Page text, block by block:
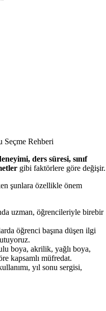
Seçme Rehberi
ders süresi, sınıf
gibi faktörlere göre değişir.
şunlara özellikle önem
uzman, öğrencileriyle birebir
öğrenci başına düşen ilgi
boya, akrilik, yağlı boya,
kapsamlı müfredat.
yıl sonu sergisi,